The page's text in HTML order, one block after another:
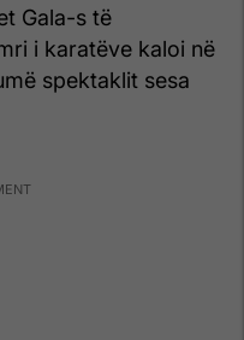
Gala-s të
i karatëve kaloi në
spektaklit sesa